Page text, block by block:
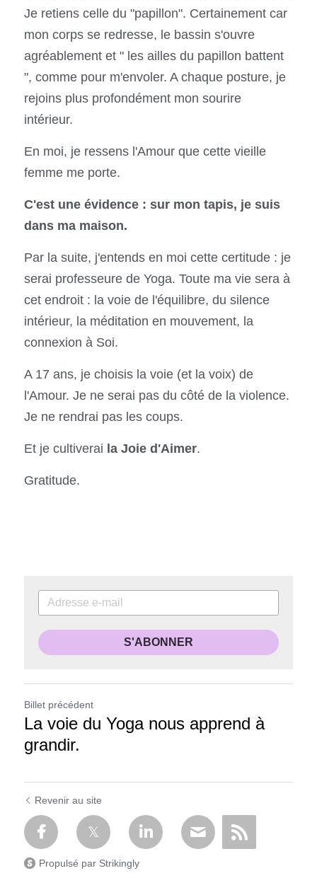
Je retiens celle du "papillon". Certainement car
mon corps se redresse, le bassin s'ouvre
agréablement et " les ailles du papillon battent
", comme pour m'envoler. A chaque posture, je
rejoins plus profondément mon sourire
intérieur.
En moi, je ressens l'Amour que cette vieille
femme me porte.
C'est une évidence : sur mon tapis, je suis
dans ma maison.
Par la suite, j'entends en moi cette certitude : je
serai professeure de Yoga. Toute ma vie sera à
cet endroit : la voie de l'équilibre, du silence
intérieur, la méditation en mouvement, la
connexion à Soi.
A 17 ans, je choisis la voie (et la voix) de
l'Amour. Je ne serai pas du côté de la violence.
Je ne rendrai pas les coups.
Et je cultiverai la Joie d'Aimer.
Gratitude.
S'ABONNER
Billet précédent
La voie du Yoga nous apprend à
grandir.
Revenir au site
Propulsé par Strikingly